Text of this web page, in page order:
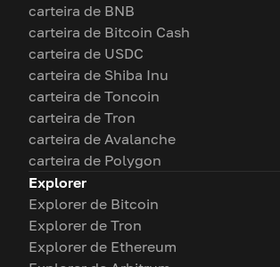
carteira de BNB
carteira de Bitcoin Cash
carteira de USDC
carteira de Shiba Inu
carteira de Toncoin
carteira de Tron
carteira de Avalanche
carteira de Polygon
Explorer
Explorer de Bitcoin
Explorer de Tron
Explorer de Ethereum